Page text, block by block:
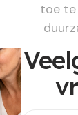
toe te